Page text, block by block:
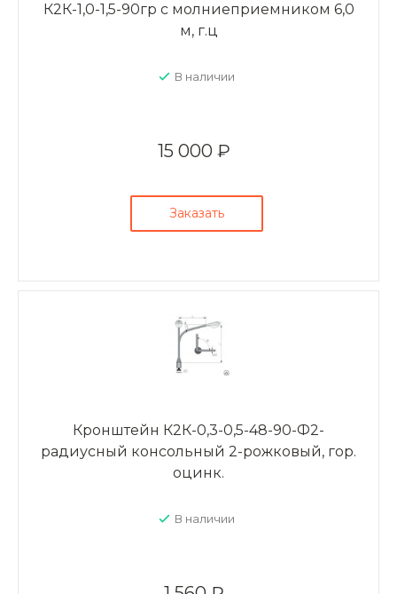
К2К-1,0-1,5-90гр с молниеприемником 6,0
м, г.ц
В наличии
15 000 ₽
Заказать
Кронштейн К2К-0,3-0,5-48-90-Ф2-
радиусный консольный 2-рожковый, гор.
оцинк.
В наличии